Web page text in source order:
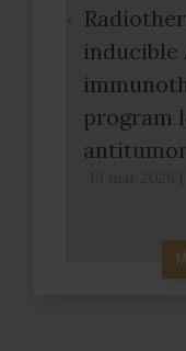
inducible
program